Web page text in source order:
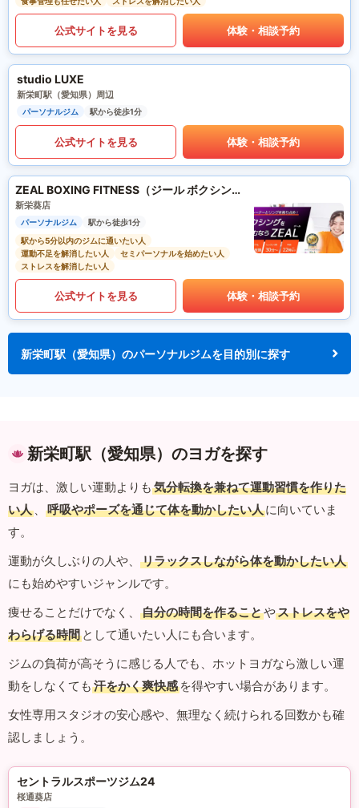
公式サイトを見る 体験・相談予約
studio LUXE
新栄町駅（愛知県）周辺
パーソナルジム 駅から徒歩1分
公式サイトを見る 体験・相談予約
ZEAL BOXING FITNESS（ジール ボクシング フィットネス）
新栄葵店
パーソナルジム
駅から徒歩1分
駅から5分以内のジムに通いたい人
運動不足を解消したい人
セミパーソナルを始めたい人
ストレスを解消したい人
公式サイトを見る 体験・相談予約
新栄町駅（愛知県）のパーソナルジムを目的別に探す
新栄町駅（愛知県）のヨガを探す
ヨガは、激しい運動よりも 気分転換を兼ねて運動習慣を作りた
い人 、 呼吸やポーズを通じて体を動かしたい人に向いていま
す。
運動が久しぶりの人や、
リラックスしながら体を動かしたい人
にも始めやすいジャンルです。
痩せることだけでなく、
自分の時間を作ることやストレスをや
わらげる時間 として通いたい人にも合います。
ジムの負荷が高そうに感じる人でも、ホットヨガなら激しい運
動をしなくても 汗をかく爽快感 を得やすい場合があります。
女性専用スタジオの安心感や、無理なく続けられる回数かも確
認しましょう。
セントラルスポーツジム24
桜通葵店